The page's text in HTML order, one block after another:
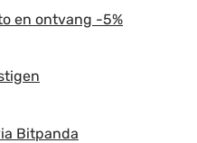
en ontvang -5%
Bitpanda